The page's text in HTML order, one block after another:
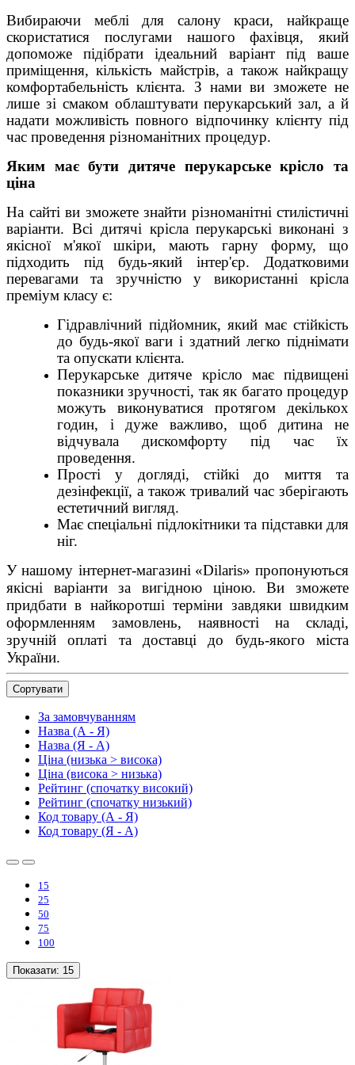
Вибираючи меблі для салону краси, найкраще
скористатися послугами нашого фахівця, який
допоможе підібрати ідеальний варіант під ваше
приміщення, кількість майстрів, а також найкращу
комфортабельність клієнта. З нами ви зможете не
лише зі смаком облаштувати перукарський зал, а й
надати можливість повного відпочинку клієнту під
час проведення різноманітних процедур.
Яким має бути дитяче перукарське крісло та
ціна
На сайті ви зможете знайти різноманітні стилістичні
варіанти. Всі дитячі крісла перукарські виконані з
якісної м'якої шкіри, мають гарну форму, що
підходить під будь-який інтер'єр. Додатковими
перевагами та зручністю у використанні крісла
преміум класу є:
Гідравлічний підйомник, який має стійкість
до будь-якої ваги і здатний легко піднімати
та опускати клієнта.
Перукарське дитяче крісло має підвищені
показники зручності, так як багато процедур
можуть виконуватися протягом декількох
годин, і дуже важливо, щоб дитина не
відчувала дискомфорту під час їх
проведення.
Прості у догляді, стійкі до миття та
дезінфекції, а також тривалий час зберігають
естетичний вигляд.
Має спеціальні підлокітники та підставки для
ніг.
У нашому інтернет-магазині «Dilaris» пропонуються
якісні варіанти за вигідною ціною. Ви зможете
придбати в найкоротші терміни завдяки швидким
оформленням замовлень, наявності на складі,
зручній оплаті та доставці до будь-якого міста
України.
Сортувати
За замовчуванням
Назва (А - Я)
Назва (Я - А)
Ціна (низька > висока)
Ціна (висока > низька)
Рейтинг (спочатку високий)
Рейтинг (спочатку низький)
Код товару (А - Я)
Код товару (Я - А)
15
25
50
75
100
Показати: 15